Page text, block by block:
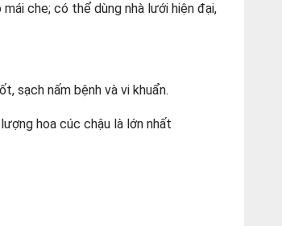
che; có thể dùng nhà lưới hiện đại,
sạch nấm bệnh và vi khuẩn.
hoa cúc chậu là lớn nhất